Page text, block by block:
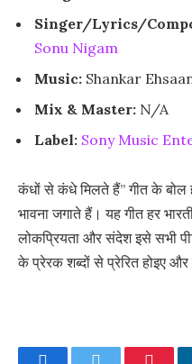
Singer/Lyrics/
Sonu Nigam
Music: Shankar
Mix & Master: N/A
Label: Sony Music
कंधों से कंधे मिलते हैं” गीत के बोल
भावना जगाते हैं। यह गीत हर
लोकप्रियता और संदेश इसे सभी
के प्रेरक शब्दों से प्रेरित होइए